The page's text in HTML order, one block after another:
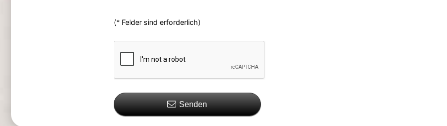
(* Felder sind erforderlich)
Senden